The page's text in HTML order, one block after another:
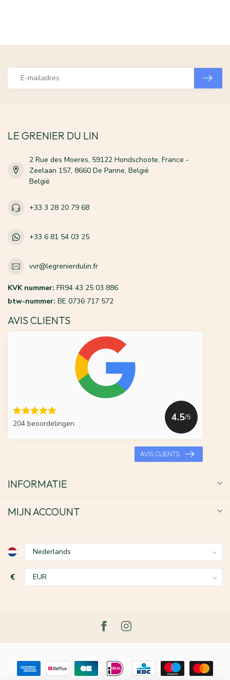
LE GRENIER DU LIN
2 Rue des Moeres, 59122 Hondschoote, France -
Zeelaan 157, 8660 De Panne, België
België
+33 3 28 20 79 68
+33 6 81 54 03 25
vvr@legrenierdulin.fr
KVK nummer: FR94 43 25 03 886
btw-nummer: BE 0736 717 572
AVIS CLIENTS
204 beoordelingen
4.5/5
AVIS CLIENTS
INFORMATIE
MIJN ACCOUNT
€